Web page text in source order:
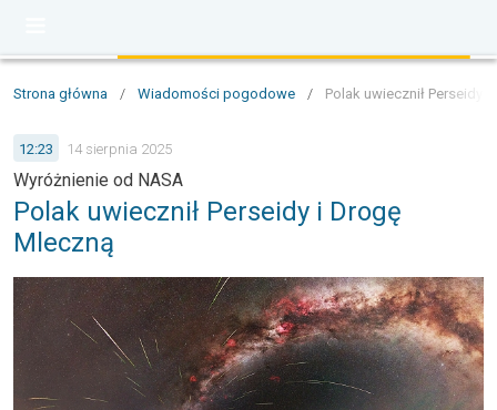
Strona główna / Wiadomości pogodowe / Polak uwiecznił Perseidy i
12:23 14 sierpnia 2025
Wyróżnienie od NASA
Polak uwiecznił Perseidy i Drogę
Mleczną